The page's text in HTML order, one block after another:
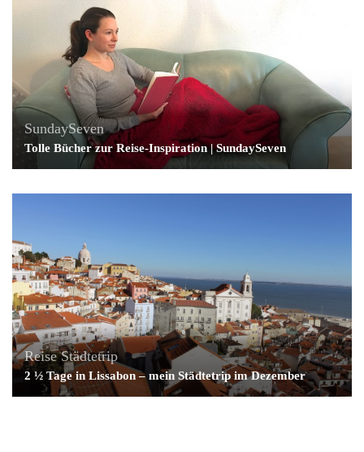
SundaySeven
Tolle Bücher zur Reise-Inspiration | SundaySeven
Reise Städtetrip
2 ½ Tage in Lissabon – mein Städtetrip im Dezember